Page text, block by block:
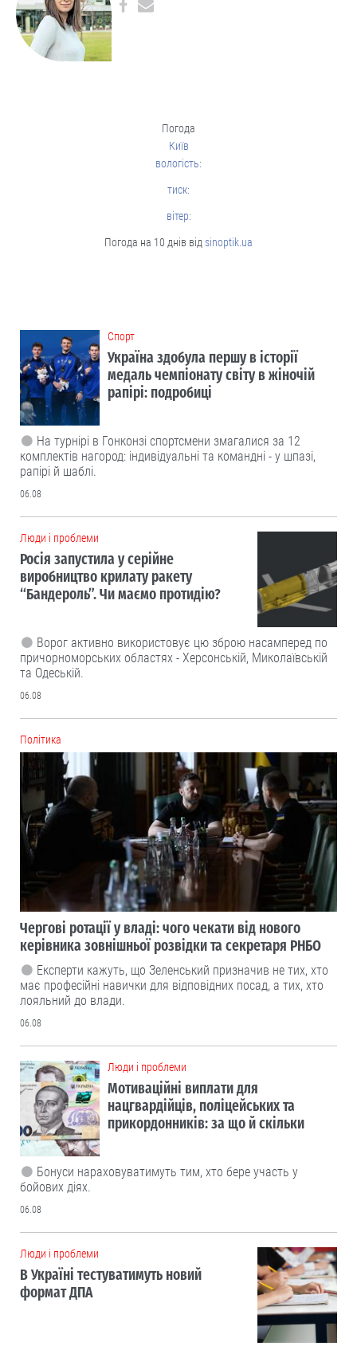
Погода
Київ
вологість:
тиск:
вітер:
Погода на 10 днів від sinoptik.ua
Cпорт
Україна здобула першу в історії
медаль чемпіонату світу в жіночій
рапірі: подробиці
На турнірі в Гонконзі спортсмени змагалися за 12
комплектів нагород: індивідуальні та командні - у шпазі,
рапірі й шаблі.
06.08
Люди і проблеми
Росія запустила у серійне
виробництво крилату ракету
“Бандероль”. Чи маємо протидію?
Ворог активно використовує цю зброю насамперед по
причорноморських областях - Херсонській, Миколаївській
та Одеській.
06.08
Політика
Чергові ротації у владі: чого чекати від нового
керівника зовнішньої розвідки та секретаря РНБО
Експерти кажуть, що Зеленський призначив не тих, хто
має професійні навички для відповідних посад, а тих, хто
лояльний до влади.
06.08
Люди і проблеми
Мотиваційні виплати для
нацгвардійців, поліцейських та
прикордонників: за що й скільки
Бонуси нараховуватимуть тим, хто бере участь у
бойових діях.
06.08
Люди і проблеми
В Україні тестуватимуть новий
формат ДПА